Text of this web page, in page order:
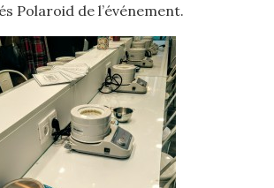
Polaroid de l’événement.